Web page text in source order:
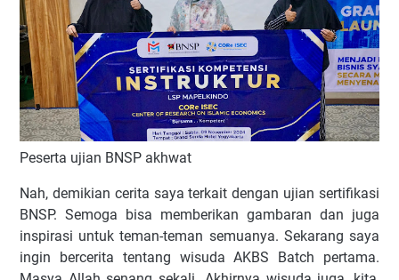
Peserta ujian BNSP akhwat
Nah, demikian cerita saya terkait dengan ujian sertifikasi
BNSP. Semoga bisa memberikan gambaran dan juga
inspirasi untuk teman-teman semuanya. Sekarang saya
ingin bercerita tentang wisuda AKBS Batch pertama.